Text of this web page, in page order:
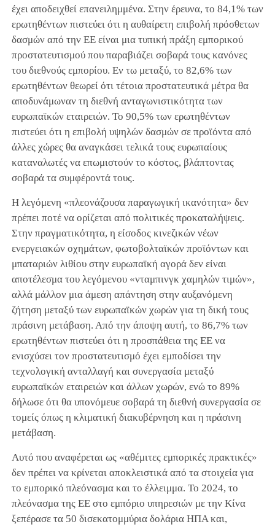
έχει αποδειχθεί επανειλημμένα. Στην έρευνα, το 84,1% των
ερωτηθέντων πιστεύει ότι η αυθαίρετη επιβολή πρόσθετων
δασμών από την ΕΕ είναι μια τυπική πράξη εμπορικού
προστατευτισμού που παραβιάζει σοβαρά τους κανόνες
του διεθνούς εμπορίου. Εν τω μεταξύ, το 82,6% των
ερωτηθέντων θεωρεί ότι τέτοια προστατευτικά μέτρα θα
αποδυνάμωναν τη διεθνή ανταγωνιστικότητα των
ευρωπαϊκών εταιρειών. Το 90,5% των ερωτηθέντων
πιστεύει ότι η επιβολή υψηλών δασμών σε προϊόντα από
άλλες χώρες θα αναγκάσει τελικά τους ευρωπαίους
καταναλωτές να επωμιστούν το κόστος, βλάπτοντας
σοβαρά τα συμφέροντά τους.
Η λεγόμενη «πλεονάζουσα παραγωγική ικανότητα» δεν
πρέπει ποτέ να ορίζεται από πολιτικές προκαταλήψεις.
Στην πραγματικότητα, η είσοδος κινεζικών νέων
ενεργειακών οχημάτων, φωτοβολταϊκών προϊόντων και
μπαταριών λιθίου στην ευρωπαϊκή αγορά δεν είναι
αποτέλεσμα του λεγόμενου «νταμπινγκ χαμηλών τιμών»,
αλλά μάλλον μια άμεση απάντηση στην αυξανόμενη
ζήτηση μεταξύ των ευρωπαϊκών χωρών για τη δική τους
πράσινη μετάβαση. Από την άποψη αυτή, το 86,7% των
ερωτηθέντων πιστεύει ότι η προσπάθεια της ΕΕ να
ενισχύσει τον προστατευτισμό έχει εμποδίσει την
τεχνολογική ανταλλαγή και συνεργασία μεταξύ
ευρωπαϊκών εταιρειών και άλλων χωρών, ενώ το 89%
δήλωσε ότι θα υπονόμευε σοβαρά τη διεθνή συνεργασία σε
τομείς όπως η κλιματική διακυβέρνηση και η πράσινη
μετάβαση.
Αυτό που αναφέρεται ως «αθέμιτες εμπορικές πρακτικές»
δεν πρέπει να κρίνεται αποκλειστικά από τα στοιχεία για
το εμπορικό πλεόνασμα και το έλλειμμα. Το 2024, το
πλεόνασμα της ΕΕ στο εμπόριο υπηρεσιών με την Κίνα
ξεπέρασε τα 50 δισεκατομμύρια δολάρια ΗΠΑ και,